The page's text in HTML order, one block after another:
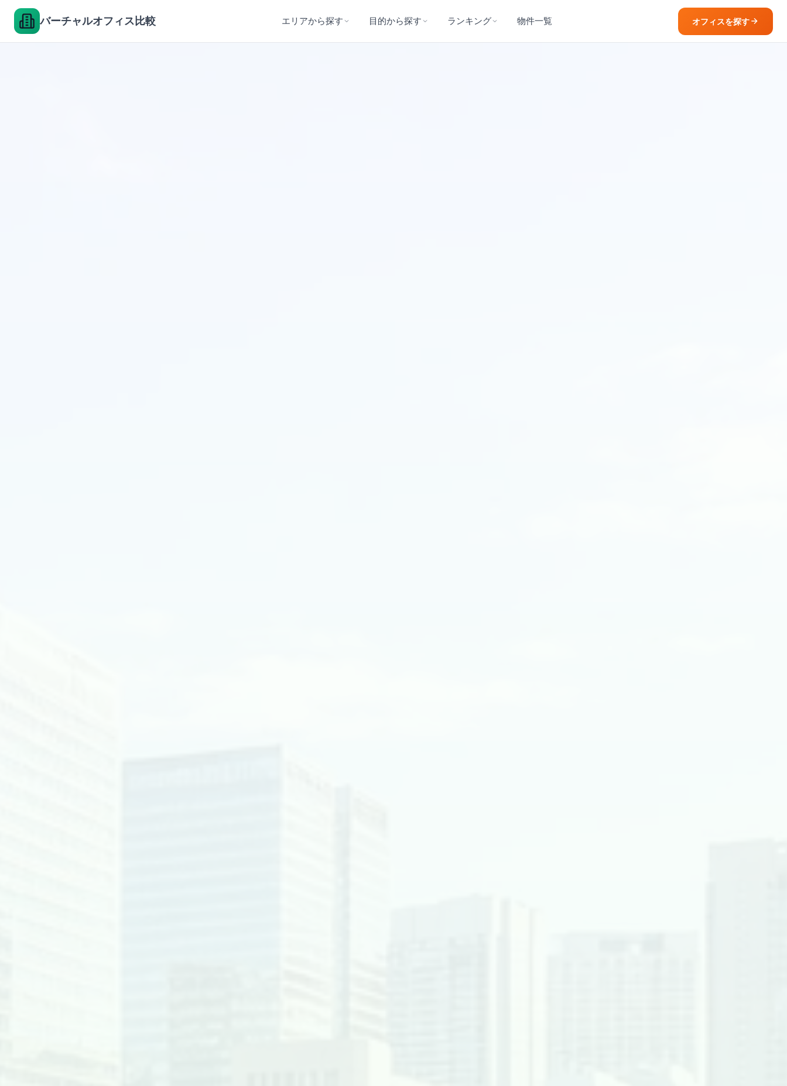
バーチャルオフィス比較 エリアから探す 目的から探す ランキング 物件一覧 オフィスを探す